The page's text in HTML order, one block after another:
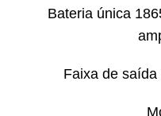
Bateria única
Faixa de